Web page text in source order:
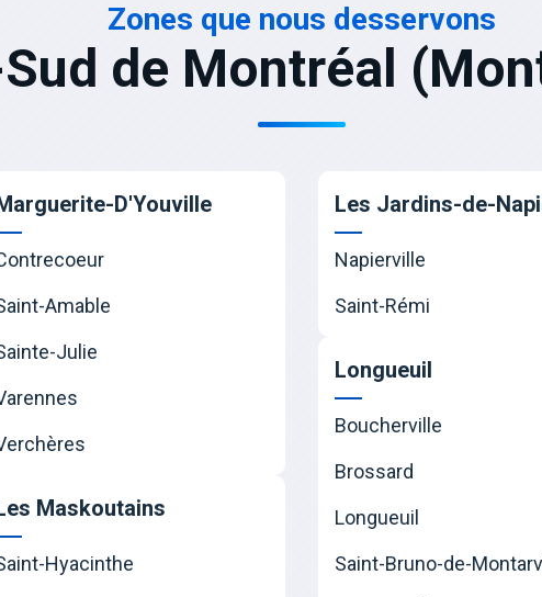
Zones que nous desservons
de Montréal
D'Youville
Amable
Julie
Maskoutains
Hyacinthe
Les Jardins-de-
Napierville
Saint-Rémi
Longueuil
Boucherville
Brossard
Longueuil
Saint-Bruno-de-